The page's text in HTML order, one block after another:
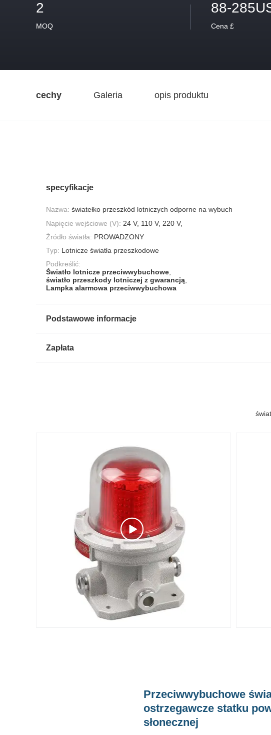
2
MOQ
88-
Cena £
cechy Galeria opis produktu
specyfikacje
Nazwa: światełko przeszkód lotniczych odporne na wybuch
Napięcie wejściowe (V): 24 V, 110 V, 220 V,
Źródło światła: PROWADZONY
Typ: Lotnicze światła przeszkodowe
Podkreślić:
Światło lotnicze przeciwwybuchowe,
światło przeszkody lotniczej z gwarancją,
Lampka alarmowa przeciwwybuchowa
Podstawowe informacje
Zapłata
Przeciwwybuchowe
ostrzegawcze statku
słonecznej